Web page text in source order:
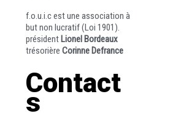
f.o.u.i.c est une association à
but non lucratif (Loi 1901).
président Lionel Bordeaux
trésorièreCorinne Defrance
Contact
S